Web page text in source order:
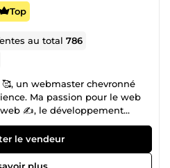
Top
au total786
un webmaster chevronné
Ma passion pour le web
✍️, le développement
web 🌐 et le
conduit à maîtriser chaque
d'une équipe dynamique,
talentueux 👨‍💻👩‍💻
le vendeur